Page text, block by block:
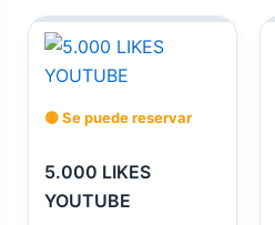
🟡 Se puede reservar
5.000 LIKES
YOUTUBE